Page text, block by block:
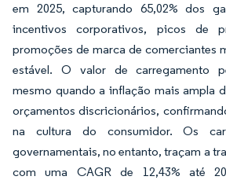
em 2025, capturando 65,02% dos
incentivos corporativos, picos de
promoções de marca de comerciantes
estável. O valor de carregamento
mesmo quando a inflação mais ampla
orçamentos discricionários,
na cultura do consumidor. Os
governamentais, no entanto, traçam a
com uma CAGR de 12,43% até